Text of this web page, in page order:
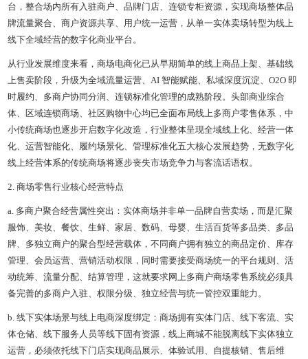
台，整合场内所有入驻商户、品牌门店、连锁专柜资源，实现商场整体品
牌流量聚合、商户资源共享、用户统一运营，从单一实体卖场转型为线上
线下全域经营的数字化商业平台。
从行业发展维度来看，商场电商化已从早期简单的线上商品上架、基础线
上售卖阶段，升级为全域流量运营、AI 智能赋能、私域深度沉淀、O2O 即
时履约、多商户协同分润、连锁标准化管理的成熟阶段。头部商业综合
体、区域连锁商场、社区购物中心均已全面布局线上多商户零售体系，中
小传统商场也逐步开启数字化改造，行业整体呈现全域线上化、经营一体
化、运营智能化、履约场景化、管理标准化五大核心发展趋势，无数字化
线上经营体系的传统商场将逐步丧失市场竞争力与客流话语权。
2. 商场零售行业核心经营特点
a. 多商户聚合经营属性突出：实体商场并非单一品牌自营卖场，而是汇聚
服饰、美妆、餐饮、生鲜、家居、数码、母婴、生活百货等多品类、多品
牌、多独立商户的聚合型经营载体，不同商户拥有独立的商品定价、库存
管理、会员运营、营销活动权限，同时需要接受商场统一的平台规则、活
动统筹、流量分配、结算管理，这就要求网上多商户商场零售系统必须具
备完善的多商户入驻、权限分级、独立经营与统一管控双重能力。
b. 线下实体场景与线上电商深度绑定：商场拥有实体门店、线下客流、实
体仓储、线下服务人员等线下固有资源，线上商城不能脱离线下实体独立
运营，必须依托线下门店实现商品展示、体验试用、自提核销、售后维